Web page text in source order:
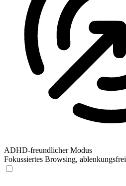
ADHD-freundlicher Modus
Fokussiertes Browsing, ablenkungsfrei